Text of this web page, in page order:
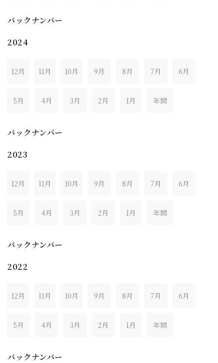
バックナンバー
2024
12月 11月 10月 9月 8月 7月 6月
5月 4月 3月 2月 1月 年間
バックナンバー
2023
12月 11月 10月 9月 8月 7月 6月
5月 4月 3月 2月 1月 年間
バックナンバー
2022
12月 11月 10月 9月 8月 7月 6月
5月 4月 3月 2月 1月 年間
バックナンバー